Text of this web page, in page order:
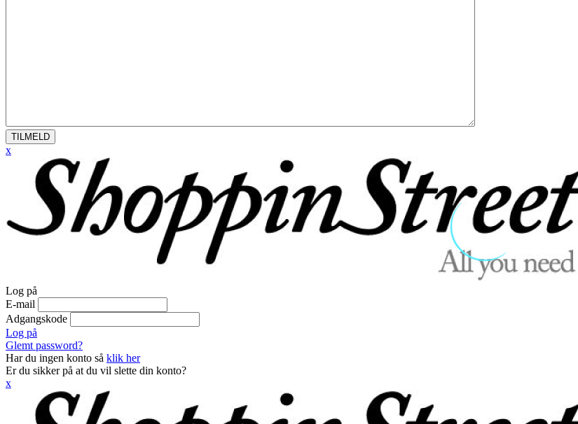
TILMELD
x
Log på
E-mail
Adgangskode
Log på
Glemt password?
Har du ingen konto så klik her
Er du sikker på at du vil slette din konto?
x